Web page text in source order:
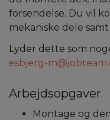
forsendelse. Du vil
mekaniske dele
Lyder dette som
esbjerg-
Arbejdsopgaver
Montage og